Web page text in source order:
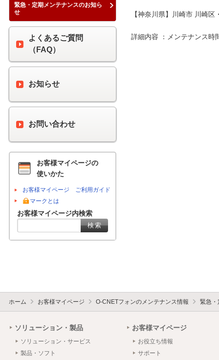
【神奈川県】川崎市 川崎区
詳細内容 ：メンテナンス時
緊急・定期メンテナンスのお知ら
せ
よくあるご質問
（FAQ）
お知らせ
お問い合わせ
お客様マイページの
使いかた
お客様マイページ ご利用ガイド
マークとは
お客様マイページ内検索
ホーム お客様マイページ O-CNETフォンのメンテナンス情報 緊急・
ソリューション・製品
ソリューション・サービス
製品・ソフト
お客様マイページ
お役立ち情報
サポート